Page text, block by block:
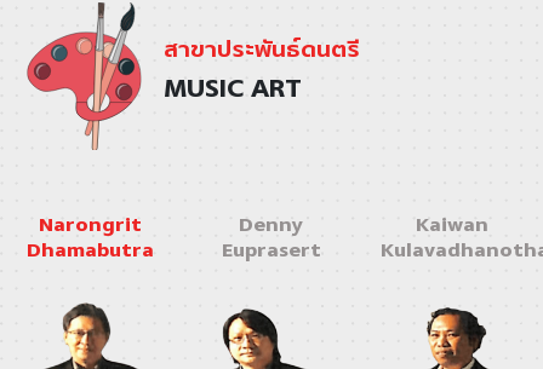
สาขาประพันธ์ดนตรี
MUSIC ART
Narongrit
Dhamabutra
Denny
Euprasert
Kaiwan